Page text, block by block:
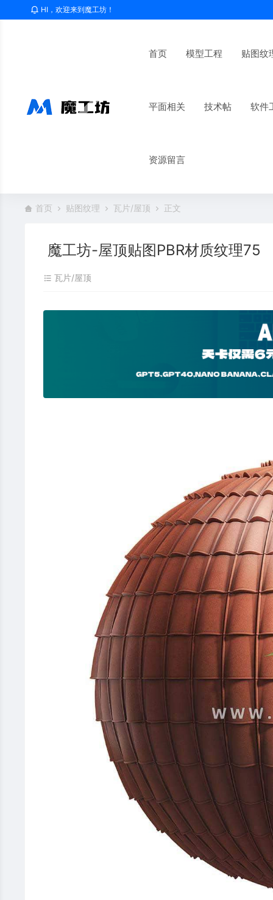
HI，欢迎来到魔工坊！
首页 模型工程 贴图纹
平面相关 技术帖 软件
资源留言
首页 贴图纹理 瓦片/屋顶 正文
魔工坊-屋顶贴图PBR材质纹理75
瓦片/屋顶